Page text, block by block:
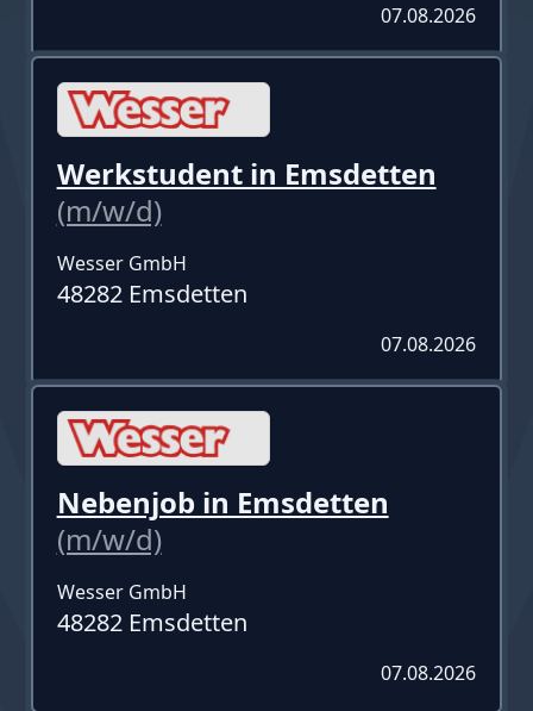
07.08.2026
Werkstudent in Emsdetten
(m/w/d)
Wesser GmbH
48282 Emsdetten
07.08.2026
Nebenjob in Emsdetten
(m/w/d)
Wesser GmbH
48282 Emsdetten
07.08.2026